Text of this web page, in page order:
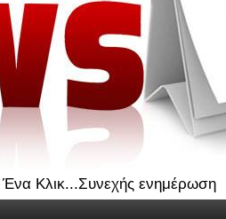
Ένα Κλικ...Συνεχής ενημέρωση